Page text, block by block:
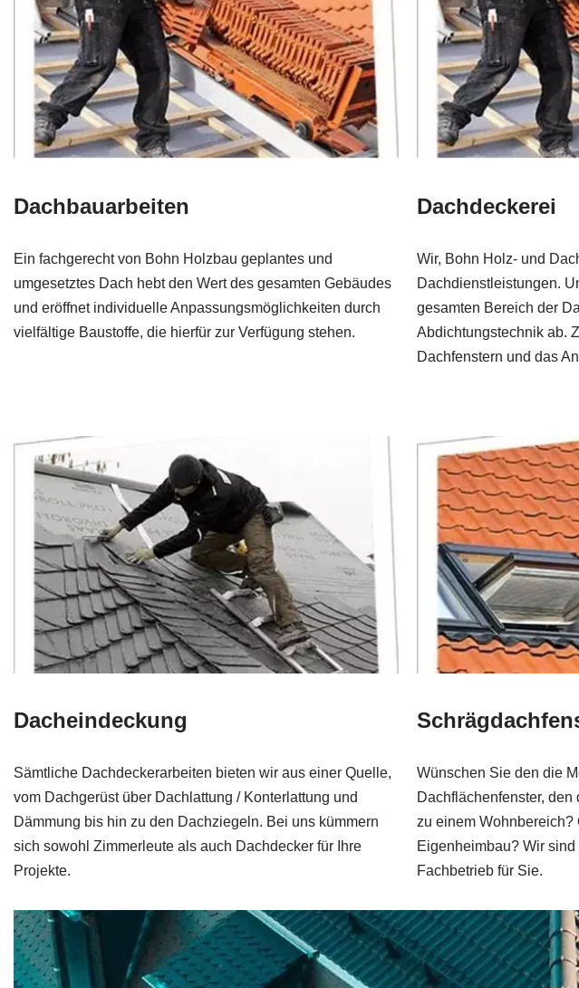
Dachbauarbeiten
Ein fachgerecht von Bohn Holzbau geplantes und
umgesetztes Dach hebt den Wert des gesamten Gebäudes
und eröffnet individuelle Anpassungsmöglichkeiten durch
vielfältige Baustoffe, die hierfür zur Verfügung stehen.
Dachdeckerei
Wir, Bohn Holz- und
Dachdienstleistungen.
gesamten Bereich der
Abdichtungstechnik ab.
Dachfenstern und das
Dacheindeckung
Sämtliche Dachdeckerarbeiten bieten wir aus einer Quelle,
vom Dachgerüst über Dachlattung / Konterlattung und
Dämmung bis hin zu den Dachziegeln. Bei uns kümmern
sich sowohl Zimmerleute als auch Dachdecker für Ihre
Projekte.
Wünschen Sie den die
Dachflächenfenster,
zu einem
Eigenheimbau? Wir
Fachbetrieb für Sie.